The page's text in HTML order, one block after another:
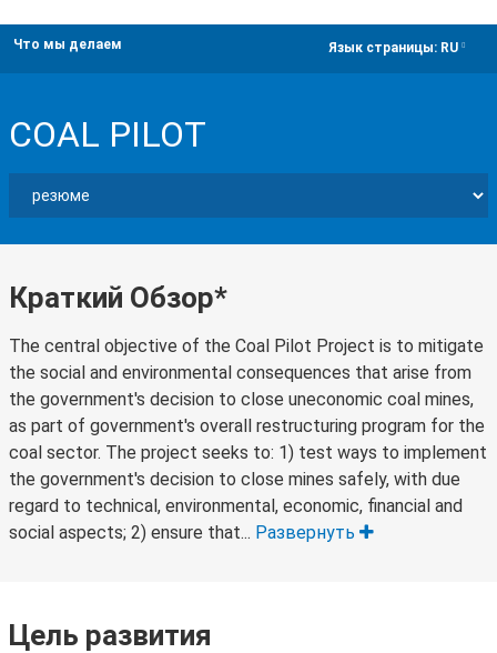
Что мы делаем Язык страницы: RU
COAL PILOT
Краткий Обзор*
The central objective of the Coal Pilot Project is to mitigate
the social and environmental consequences that arise from
the government's decision to close uneconomic coal mines,
as part of government's overall restructuring program for the
coal sector. The project seeks to: 1) test ways to implement
the government's decision to close mines safely, with due
regard to technical, environmental, economic, financial and
social aspects; 2) ensure that... Развернуть
Цель развития